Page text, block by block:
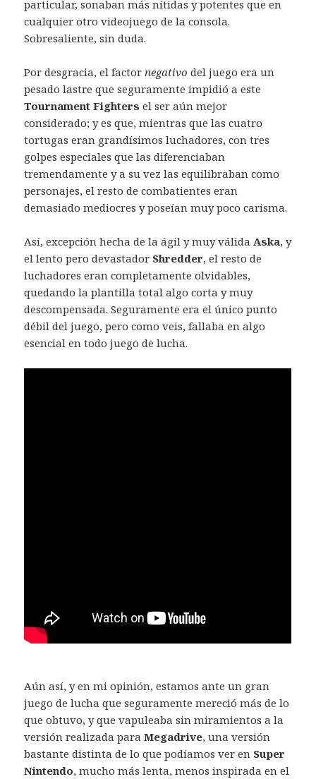
particular, sonaban más nítidas y potentes que en
cualquier otro videojuego de la consola.
Sobresaliente, sin duda.
Por desgracia, el factor negativo del juego era un
pesado lastre que seguramente impidió a este
Tournament Fighters el ser aún mejor
considerado; y es que, mientras que las cuatro
tortugas eran grandísimos luchadores, con tres
golpes especiales que las diferenciaban
tremendamente y a su vez las equilibraban como
personajes, el resto de combatientes eran
demasiado mediocres y poseían muy poco carisma.
Así, excepción hecha de la ágil y muy válida Aska, y
el lento pero devastador Shredder, el resto de
luchadores eran completamente olvidables,
quedando la plantilla total algo corta y muy
descompensada. Seguramente era el único punto
débil del juego, pero como veis, fallaba en algo
esencial en todo juego de lucha.
Aún así, y en mi opinión, estamos ante un gran
juego de lucha que seguramente mereció más de lo
que obtuvo, y que vapuleaba sin miramientos a la
versión realizada para Megadrive, una versión
bastante distinta de lo que podíamos ver en Super
Nintendo, mucho más lenta, menos inspirada en el